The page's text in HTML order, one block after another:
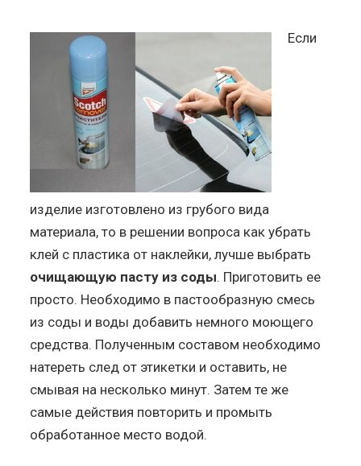
Если
изделие изготовлено из грубого вида
материала, то в решении вопроса как убрать
клей с пластика от наклейки, лучше выбрать
очищающую пасту из соды. Приготовить ее
просто. Необходимо в пастообразную смесь
из соды и воды добавить немного моющего
средства. Полученным составом необходимо
натереть след от этикетки и оставить, не
смывая на несколько минут. Затем те же
самые действия повторить и промыть
обработанное место водой.